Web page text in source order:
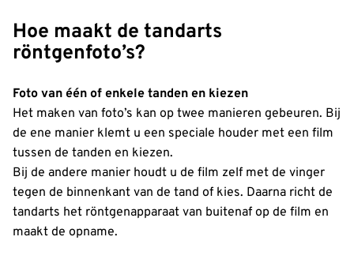
Hoe maakt de tandarts
röntgenfoto’s?
Foto van één of enkele tanden en kiezen
Het maken van foto’s kan op twee manieren gebeuren. Bij
de ene manier klemt u een speciale houder met een film
tussen de tanden en kiezen.
Bij de andere manier houdt u de film zelf met de vinger
tegen de binnenkant van de tand of kies. Daarna richt de
tandarts het röntgenapparaat van buitenaf op de film en
maakt de opname.